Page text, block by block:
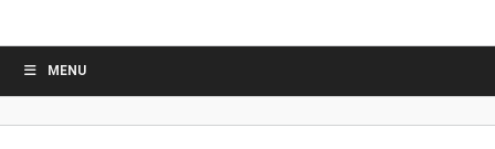
MENU